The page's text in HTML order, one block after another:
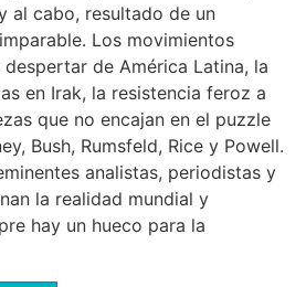
al cabo, resultado de un
Los movimientos
de América Latina, la
en Irak, la resistencia feroz a
que no encajan en el puzzle
Bush, Rumsfeld, Rice y Powell.
analistas, periodistas y
la realidad mundial y
hay un hueco para la